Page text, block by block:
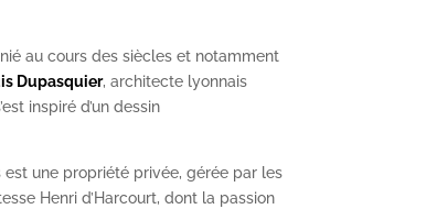
au cours des siècles et notamment
Dupasquier, architecte lyonnais
inspiré d’un dessin
est une propriété privée, gérée par les
Henri d’Harcourt, dont la passion